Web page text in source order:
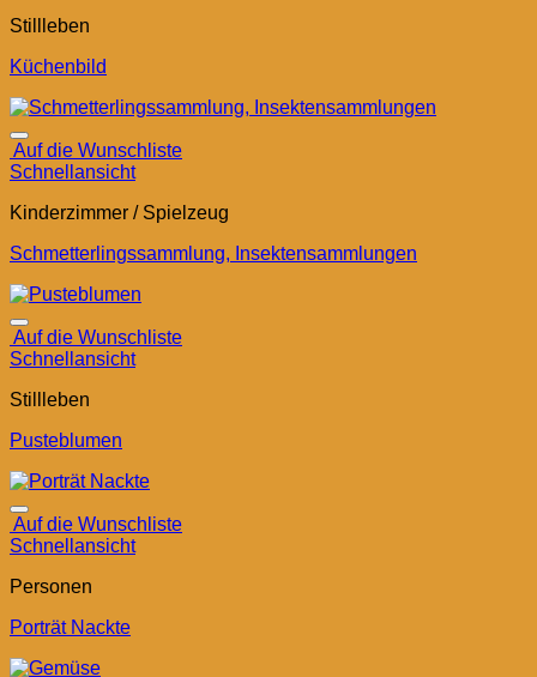
Stillleben
Küchenbild
Auf die Wunschliste
Schnellansicht
Kinderzimmer / Spielzeug
Schmetterlingssammlung, Insektensammlungen
Auf die Wunschliste
Schnellansicht
Stillleben
Pusteblumen
Auf die Wunschliste
Schnellansicht
Personen
Porträt Nackte